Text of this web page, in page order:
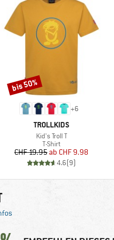
+6
MARKE
TROLLKIDS
Artikel
Kid's Troll T
Produktgruppe
T-Shirt
Preis
CHF 19.95 reduzierter Preis
ab CHF 9.98
4.6(9)
Rabatt
bis 50%